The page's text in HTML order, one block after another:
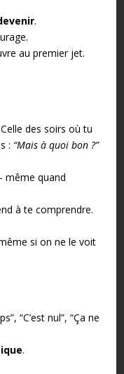
.
au premier jet.
des soirs où tu
: “Mais à quoi bon ?”
même quand
à te comprendre.
si on ne le voit
“C’est nul”, “Ça ne
.